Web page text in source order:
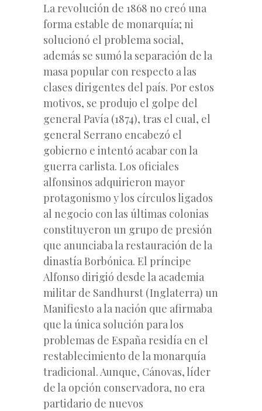
La revolución de 1868 no creó una
forma estable de monarquía; ni
solucionó el problema social,
además se sumó la separación de la
masa popular con respecto a las
clases dirigentes del país. Por estos
motivos, se produjo el golpe del
general Pavía (1874), tras el cual, el
general Serrano encabezó el
gobierno e intentó acabar con la
guerra carlista. Los oficiales
alfonsinos adquirieron mayor
protagonismo y los círculos ligados
al negocio con las últimas colonias
constituyeron un grupo de presión
que anunciaba la restauración de la
dinastía Borbónica. El príncipe
Alfonso dirigió desde la academia
militar de Sandhurst (Inglaterra) un
Manifiesto a la nación que afirmaba
que la única solución para los
problemas de España residía en el
restablecimiento de la monarquía
tradicional. Aunque, Cánovas, líder
de la opción conservadora, no era
partidario de nuevos